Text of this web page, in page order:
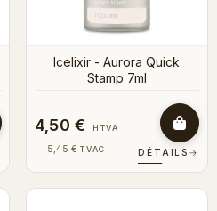
Icelixir - Aurora Quick
Stamp 7ml
4,50 € HTVA
5,45 € TVAC DÉTAILS →